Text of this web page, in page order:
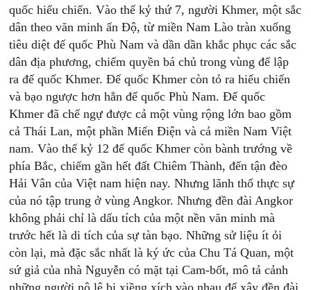
quốc hiếu chiến. Vào thế kỷ thứ 7, người Khmer, một sắc
dân theo văn minh ấn Độ, từ miền Nam Lào tràn xuống
tiêu diệt đế quốc Phù Nam và dần dần khắc phục các sắc
dân địa phương, chiếm quyền bá chủ trong vùng để lập
ra đế quốc Khmer. Đế quốc Khmer còn tỏ ra hiếu chiến
và bạo ngược hơn hẳn đế quốc Phù Nam. Đế quốc
Khmer đã chế ngự được cả một vùng rộng lớn bao gồm
cả Thái Lan, một phần Miến Điện và cả miền Nam Việt
nam. Vào thế kỷ 12 đế quốc Khmer còn bành trướng về
phía Bắc, chiếm gần hết đất Chiêm Thành, đến tận đèo
Hải Vân của Việt nam hiện nay. Nhưng lãnh thổ thực sự
của nó tập trung ở vùng Angkor. Nhưng đền đài Angkor
không phải chỉ là dấu tích của một nền văn minh mà
trước hết là di tích của sự tàn bạo. Những sử liệu ít ỏi
còn lại, mà đặc sắc nhất là ký ức của Chu Tá Quan, một
sứ giả của nhà Nguyễn có mặt tại Cam-bốt, mô tả cảnh
những người nô lệ bị xiềng xích vào nhau để xây đền đài